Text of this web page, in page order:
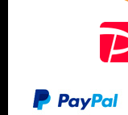
【シマノ】14スフェ
【シマノ】21エクス
【シマノ】20エクス
パーツ